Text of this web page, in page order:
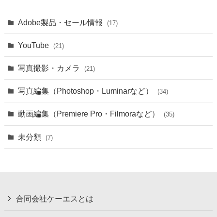
Adobe製品・セール情報 (17)
YouTube (21)
写真撮影・カメラ (21)
写真編集（Photoshop・Luminarなど） (34)
動画編集（Premiere Pro・Filmoraなど） (35)
未分類 (7)
合同会社ケーエスとは